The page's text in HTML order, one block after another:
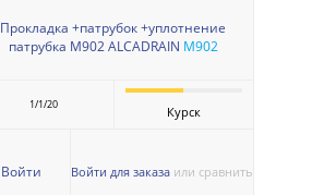
Прокладка +патрубок +уплотнение
патрубка M902 ALCADRAIN M902
1/1/20 Курск
Войти Войти для заказа или сравнить